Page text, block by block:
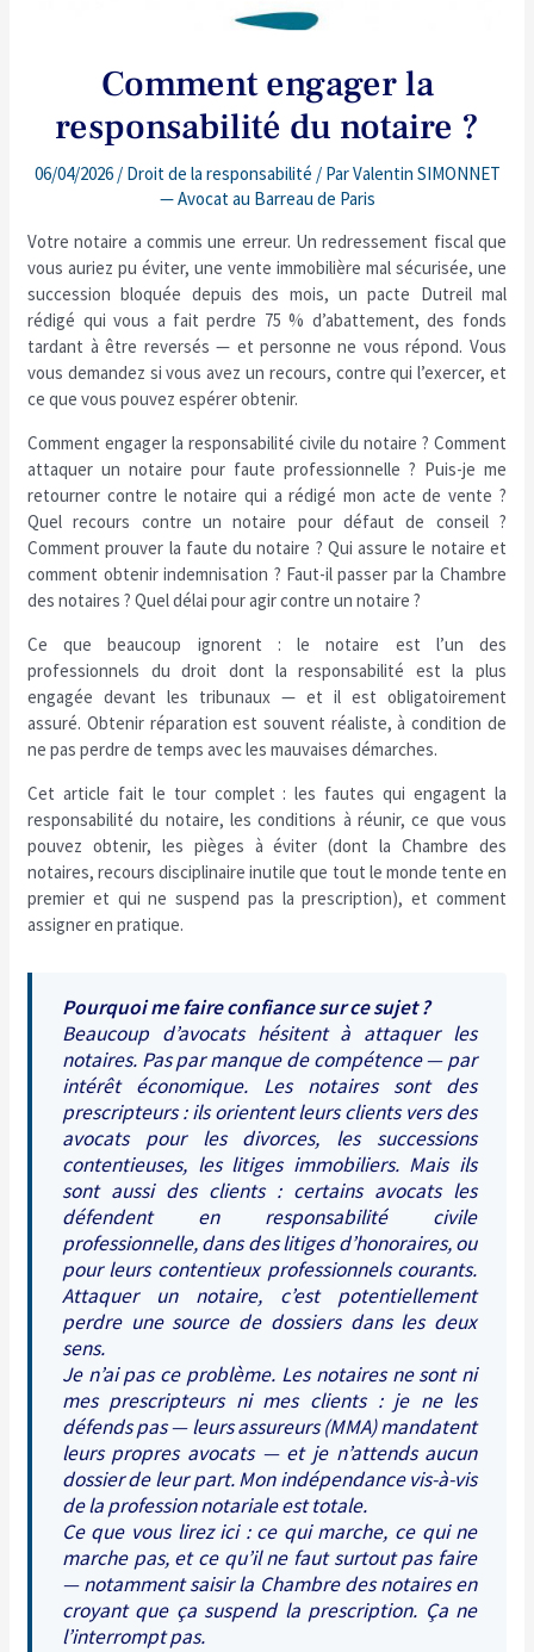
Comment engager la
responsabilité du notaire ?
06/04/2026 / Droit de la responsabilité / ParValentin SIMONNET
— Avocat au Barreau de Paris
Votre notaire a commis une erreur. Un redressement fiscal que
vous auriez pu éviter, une vente immobilière mal sécurisée, une
succession bloquée depuis des mois, un pacte Dutreil mal
rédigé qui vous a fait perdre 75 % d’abattement, des fonds
tardant à être reversés — et personne ne vous répond. Vous
vous demandez si vous avez un recours, contre qui l’exercer, et
ce que vous pouvez espérer obtenir.
Comment engager la responsabilité civile du notaire ? Comment
attaquer un notaire pour faute professionnelle ? Puis-je me
retourner contre le notaire qui a rédigé mon acte de vente ?
Quel recours contre un notaire pour défaut de conseil ?
Comment prouver la faute du notaire ? Qui assure le notaire et
comment obtenir indemnisation ? Faut-il passer par la Chambre
des notaires ? Quel délai pour agir contre un notaire ?
Ce que beaucoup ignorent : le notaire est l’un des
professionnels du droit dont la responsabilité est la plus
engagée devant les tribunaux — et il est obligatoirement
assuré. Obtenir réparation est souvent réaliste, à condition de
ne pas perdre de temps avec les mauvaises démarches.
Cet article fait le tour complet : les fautes qui engagent la
responsabilité du notaire, les conditions à réunir, ce que vous
pouvez obtenir, les pièges à éviter (dont la Chambre des
notaires, recours disciplinaire inutile que tout le monde tente en
premier et qui ne suspend pas la prescription), et comment
assigner en pratique.
Pourquoi me faire confiance sur ce sujet ?
Beaucoup d’avocats hésitent à attaquer les
notaires. Pas par manque de compétence — par
intérêt économique. Les notaires sont des
prescripteurs : ils orientent leurs clients vers des
avocats pour les divorces, les successions
contentieuses, les litiges immobiliers. Mais ils
sont aussi des clients : certains avocats les
défendent en responsabilité civile
professionnelle, dans des litiges d’honoraires, ou
pour leurs contentieux professionnels courants.
Attaquer un notaire, c’est potentiellement
perdre une source de dossiers dans les deux
sens.
Je n’ai pas ce problème. Les notaires ne sont ni
mes prescripteurs ni mes clients : je ne les
défends pas — leurs assureurs (MMA) mandatent
leurs propres avocats — et je n’attends aucun
dossier de leur part. Mon indépendance vis-à-vis
de la profession notariale est totale.
Ce que vous lirez ici : ce qui marche, ce qui ne
marche pas, et ce qu’il ne faut surtout pas faire
— notamment saisir la Chambre des notaires en
croyant que ça suspend la prescription. Ça ne
l’interrompt pas.